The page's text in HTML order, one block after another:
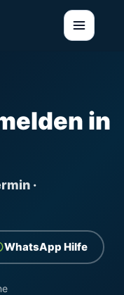
in
·
WhatsApp Hilfe